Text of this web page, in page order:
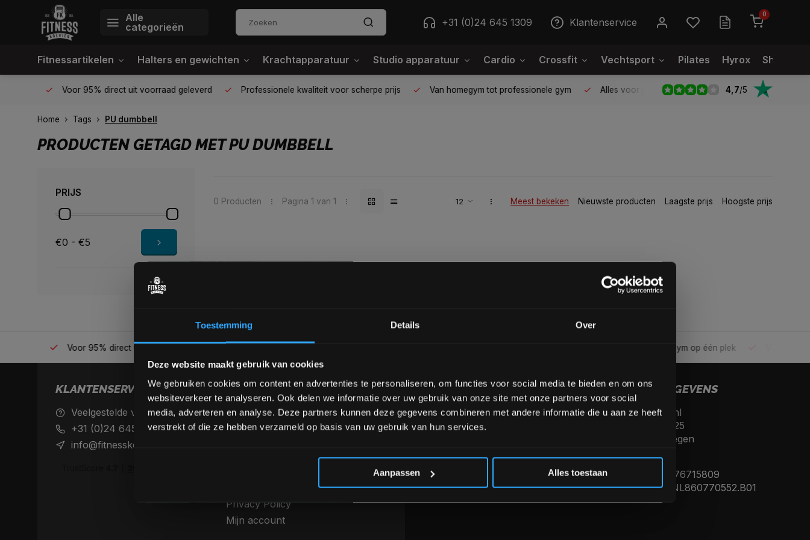
Toestemming Details Over
Deze website maakt gebruik van cookies
We gebruiken cookies om content en advertenties te personaliseren, om functies voor social media te bieden en om ons
websiteverkeer te analyseren. Ook delen we informatie over uw gebruik van onze site met onze partners voor social
media, adverteren en analyse. Deze partners kunnen deze gegevens combineren met andere informatie die u aan ze heeft
verstrekt of die ze hebben verzameld op basis van uw gebruik van hun services.
Aanpassen Alles toestaan
Alle
categorieën
+31 (0)24 645 1309 Klantenservice
0
Fitnessartikelen Halters en gewichten Krachtapparatuur Studio apparatuur Cardio Crossfit Vechtsport Pilates Hyrox
Voor 95% direct uit voorraad geleverd Professionele kwaliteit voor scherpe prijs Van homegym tot professionele gym Alles voor jouw gym op één plek Voor 95%
4,7/5
Home Tags PU dumbbell
PRODUCTEN GETAGD MET PU DUMBBELL
PRIJS
€0 - €5
0 Producten Pagina 1 van 1 Meest bekeken Nieuwste producten Laagste prijs Hoogste prijs
Voor 95% direct uit voorraad geleverd Alles voor jouw gym op één plek
KLANTENSERVICE
Veelgestelde vragen
+31 (0)24 645 1309
info@fitnesskoerier.nl
Achteraf betalen & Overige
betaalmethoden
Privacy Policy
Mijn account
INFORMATIE
Over ons
Blog
Categorieën
CONTACTGEGEVENS
Fitnesskoerier.nl
Kerkenbos 10125
6546 BJ, Nijmegen
KVK nummer: 76715809
Btw nummer: NL860770552.B01
Bam! 5% korting op je volgende bestelling
Inschrijven